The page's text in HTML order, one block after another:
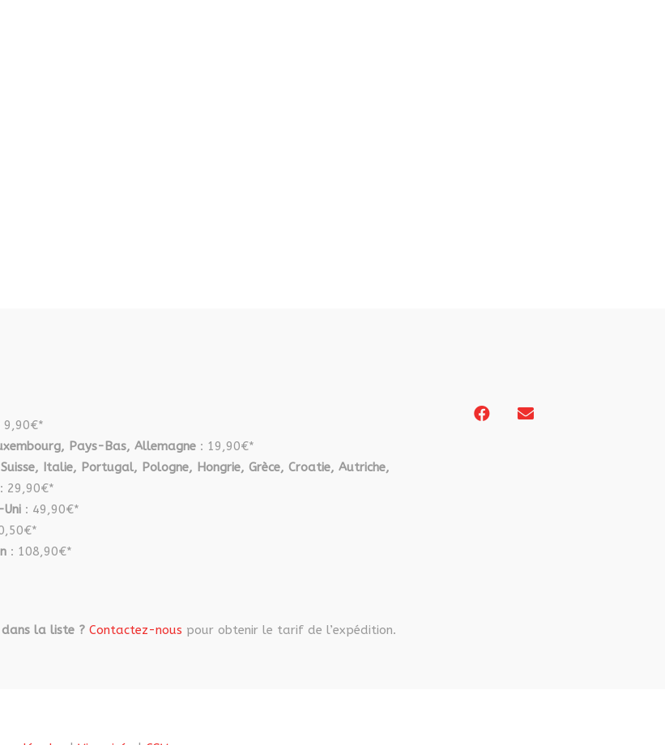
9,90€*
Pays-Bas, Allemagne : 19,90€*
Italie, Portugal, Pologne, Hongrie, Grèce, Croatie, Autriche,
: 29,90€*
: 49,90€*
: 108,90€*
la liste ? Contactez-nous pour obtenir le tarif de l’expédition.